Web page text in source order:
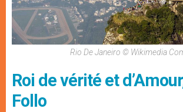
Rio De Janeiro © Wikimedia
Roi de vérité et
Follo